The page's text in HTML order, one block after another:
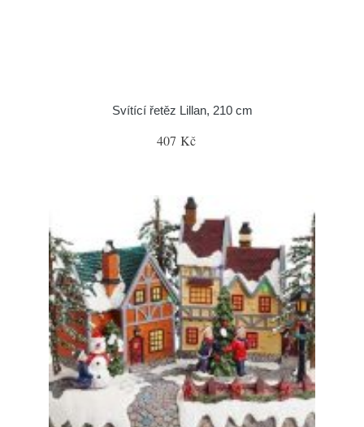
Svítící řetěz Lillan, 210 cm
407 Kč